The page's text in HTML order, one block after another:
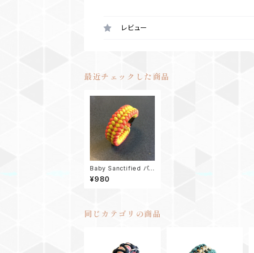
レビュー
最近チェックした商品
Baby Sanctified パラ
コードブレスレット
¥980
同じカテゴリの商品